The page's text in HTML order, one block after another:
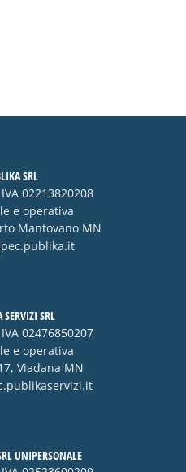
SRL
02213820208
e operativa
Mantovano MN
SERVIZI SRL
02476850207
e operativa
Viadana MN
UNIPERSONALE